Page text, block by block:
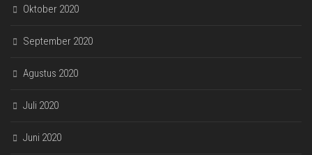
Oktober 2020
September 2020
Agustus 2020
Juli 2020
Juni 2020